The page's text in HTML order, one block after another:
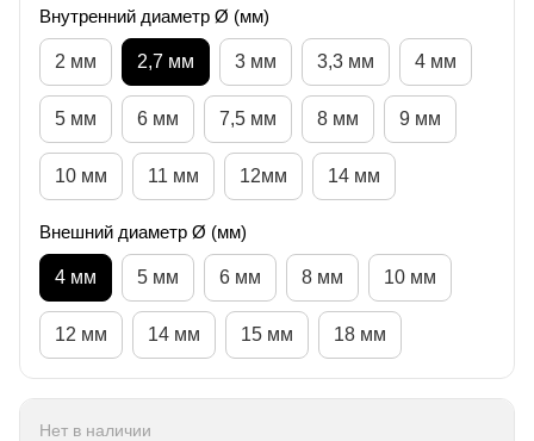
Внутренний диаметр Ø (мм)
2 мм 2,7 мм 3 мм 3,3 мм 4 мм
5 мм 6 мм 7,5 мм 8 мм 9 мм
10 мм 11 мм 12мм 14 мм
Внешний диаметр Ø (мм)
4 мм 5 мм 6 мм 8 мм 10 мм
12 мм 14 мм 15 мм 18 мм
Нет в наличии